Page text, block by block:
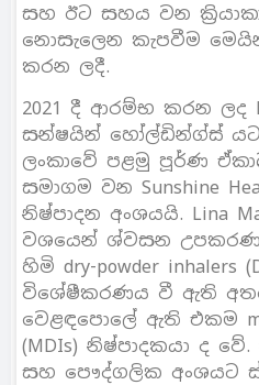
සහ ඊට සහය වන
නොසැලෙන කැපවීම
කරන ලදී.
2021 දී ආරම්භ කරන ලද
සන්ෂයින් හෝල්ඩින්ග්ස්
ලංකාවේ පළමු පූර්ණ
සමාගම වන Sunshine
නිෂ්පාදන අංශයයි. Lina
වශයෙන් ශ්වසන උපකරණ
හිමි dry-powder inhalers
විශේෂීකරණය වී ඇති
වෙළඳපොලේ ඇති එකම
(MDIs) නිෂ්පාදකයා ද
සහ පෞද්ගලික අංශයට